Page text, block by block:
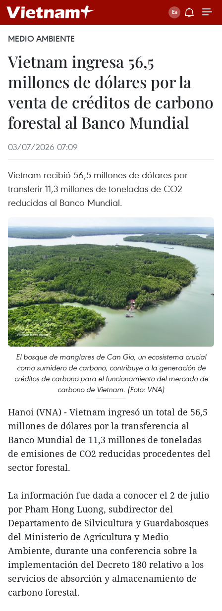
MEDIO AMBIENTE
Vietnam ingresa 56,5
millones de dólares por la
venta de créditos de carbono
forestal al Banco Mundial
03/07/2026 07:09
Vietnam recibió 56,5 millones de dólares por
transferir 11,3 millones de toneladas de CO2
reducidas al Banco Mundial.
El bosque de manglares de Can Gio, un ecosistema crucial
como sumidero de carbono, contribuye a la generación de
créditos de carbono para el funcionamiento del mercado de
carbono de Vietnam. (Foto: VNA)
Hanoi (VNA) - Vietnam ingresó un total de 56,5
millones de dólares por la transferencia al
Banco Mundial de 11,3 millones de toneladas
de emisiones de CO2 reducidas procedentes del
sector forestal.
La información fue dada a conocer el 2 de julio
por Pham Hong Luong, subdirector del
Departamento de Silvicultura y Guardabosques
del Ministerio de Agricultura y Medio
Ambiente, durante una conferencia sobre la
implementación del Decreto 180 relativo a los
servicios de absorción y almacenamiento de
carbono forestal.